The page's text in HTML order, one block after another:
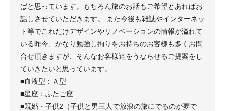
ばと思っています。もちろん旅のお話もご希望とあればお
話しさせていただきます。 また今後も雑誌やインターネッ
ト等でこれだけデザインやリノベーションの情報が溢れて
いる昨今、かなり勉強し拘りをお持ちのお客様も多くお問
合せ頂きますが、そんなお客様達をうならせるご提案をし
ていきたいと思っています。
■血液型：Ａ型
■星座：ふたご座
■既婚・子供2（子供と男三人で放浪の旅にでるのが夢で